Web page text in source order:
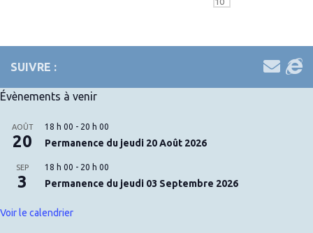
SUIVRE :
Évènements à venir
AOÛT
20
18 h 00 - 20 h 00
Permanence du jeudi 20 Août 2026
SEP
3
18 h 00 - 20 h 00
Permanence du jeudi 03 Septembre 2026
Voir le calendrier